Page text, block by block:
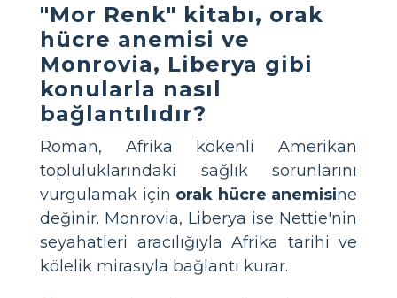
"Mor Renk" kitabı, orak
hücre anemisi ve
Monrovia, Liberya gibi
konularla nasıl
bağlantılıdır?
Roman, Afrika kökenli Amerikan
topluluklarındaki sağlık sorunlarını
vurgulamak için orak hücre anemisine
değinir. Monrovia, Liberya ise Nettie'nin
seyahatleri aracılığıyla Afrika tarihi ve
kölelik mirasıyla bağlantı kurar.